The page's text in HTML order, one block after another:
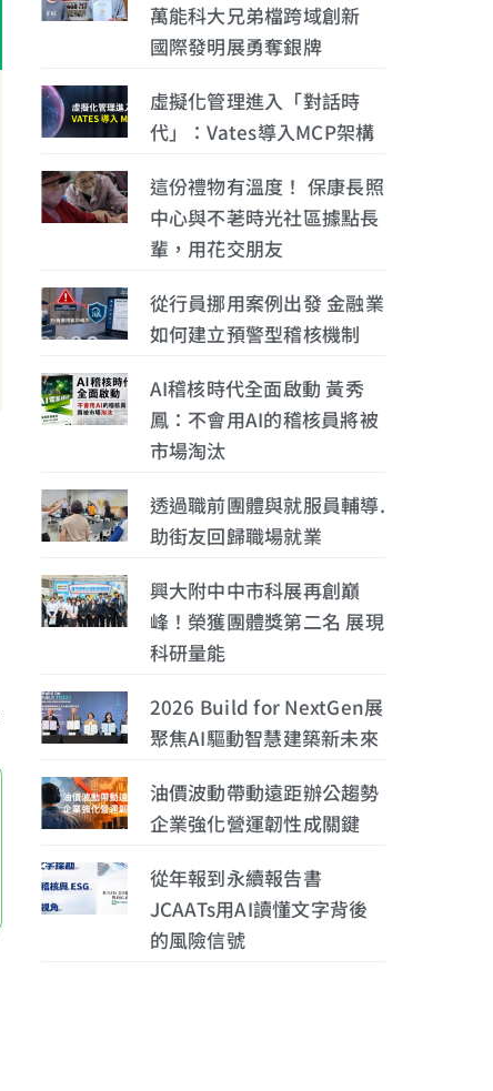
萬能科大兄弟檔跨域創新
國際發明展勇奪銀牌
虛擬化管理進入「對話時
代」：Vates導入MCP架構
這份禮物有溫度！ 保康長照
中心與不荖時光社區據點長
輩，用花交朋友
從行員挪用案例出發 金融業
如何建立預警型稽核機制
AI稽核時代全面啟動 黃秀
鳳：不會用AI的稽核員將被
市場淘汰
透過職前團體與就服員輔導.
助街友回歸職場就業
興大附中中市科展再創巔
峰！榮獲團體獎第二名 展現
科研量能
2026 Build for NextGen展
聚焦AI驅動智慧建築新未來
油價波動帶動遠距辦公趨勢
企業強化營運韌性成關鍵
從年報到永續報告書
JCAATs用AI讀懂文字背後
的風險信號